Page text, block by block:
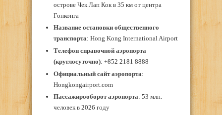
острове Чек Лап Кок в 35 км от центра
Гонконга
Название остановки общественного
транспорта: Hong Kong International Airport
Телефон справочной аэропорта
(круглосуточно): +852 2181 8888
Официальный сайт аэропорта:
Hongkongairport.com
Пассажирооборот аэропорта: 53 млн.
человек в 2026 году